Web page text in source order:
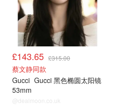
£143.65 £315.00
蔡文静同款
Gucci Gucci 黑色椭圆太阳镜
53mm
@dealmoon.co.uk